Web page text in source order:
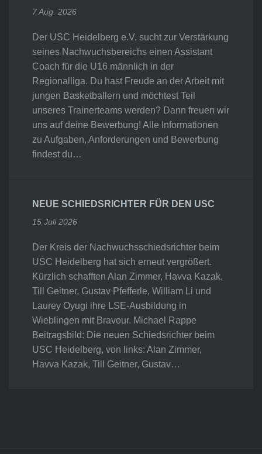
7 Aug. 2026
Der USC Heidelberg e.V. sucht zur Verstärkung
seines Nachwuchsbereichs einen Assistant
Coach für die U16 männlich in der
Regionalliga. Du hast Freude an der Arbeit mit
jungen Basketballern und möchtest Teil
unseres Trainerteams werden? Dann freuen wir
uns auf deine Bewerbung! Alle Informationen
zu Aufgaben, Anforderungen und Bewerbung
findest du…
NEUE SCHIEDSRICHTER FÜR DEN USC
15 Juli 2026
Der Kreis der Nachwuchsschiedsrichter beim
USC Heidelberg hat sich erneut vergrößert.
Kürzlich schafften Alan Zimmer, Havva Kazak,
Till Geitner, Gustav Pfefferle, William Li und
Laurey Oyugi ihre LSE-Ausbildung in
Wieblingen mit Bravour. Michael Rappe
Beitragsbild: Die neuen Schiedsrichter beim
USC Heidelberg, von links: Alan Zimmer,
Havva Kazak, Till Geitner, Gustav…